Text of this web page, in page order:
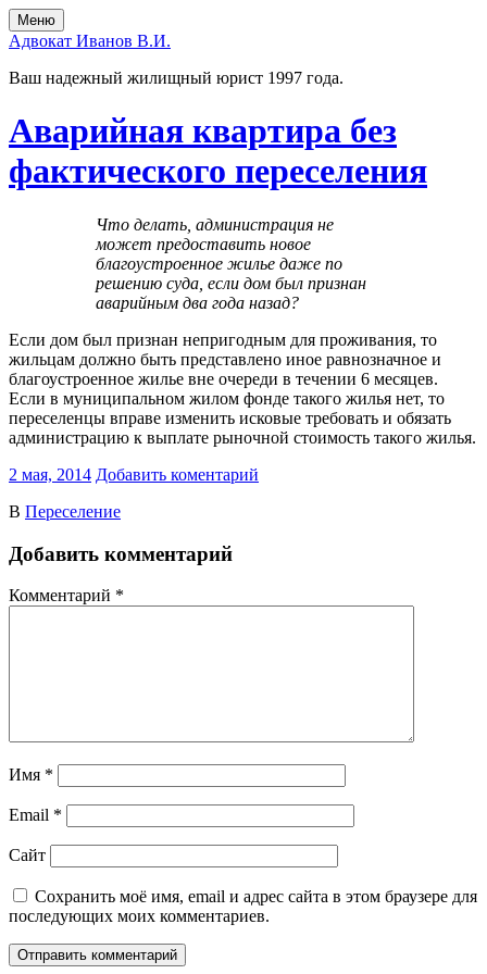
Перейти
к
содержимому
Перейти
в
главное
меню
Меню
Адвокат Иванов В.И.
Ваш надежный жилищный юрист 1997 года.
Аварийная квартира без
фактического переселения
Что делать, администрация не
может предоставить новое
благоустроенное жилье даже по
решению суда, если дом был признан
аварийным два года назад?
Если дом был признан непригодным для проживания, то
жильцам должно быть представлено иное равнозначное и
благоустроенное жилье вне очереди в течении 6 месяцев.
Если в муниципальном жилом фонде такого жилья нет, то
переселенцы вправе изменить исковые требовать и обязать
администрацию к выплате рыночной стоимость такого жилья.
2 мая, 2014 Добавить коментарий
В Переселение
Добавить комментарий
Комментарий *
Имя *
Email *
Сайт
Сохранить моё имя, email и адрес сайта в этом браузере для
последующих моих комментариев.